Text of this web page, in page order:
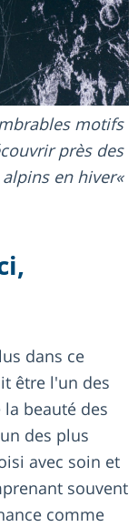
motifs
près des
alpins en hiver
dans ce
être l'un des
beauté des
des plus
avec soin et
souvent
comme